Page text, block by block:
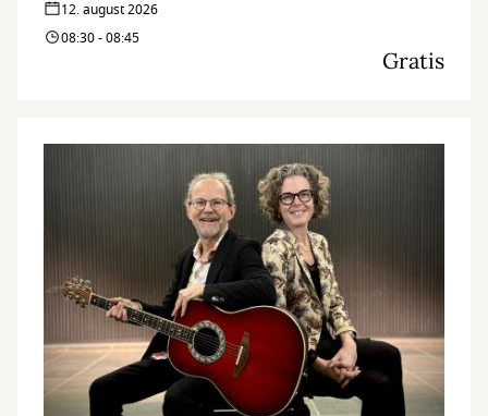
12. august 2026
08:30 - 08:45
Gratis